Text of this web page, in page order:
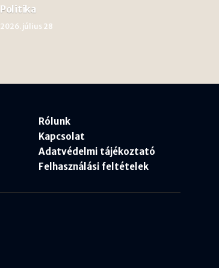
Politika
2026. július 28
Rólunk
Kapcsolat
Adatvédelmi tájékoztató
Felhasználási feltételek